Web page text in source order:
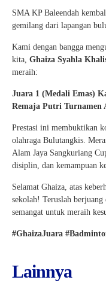
SMA KP Baleendah
gemilang dari lapangan
Kami dengan bangga
kita, Ghaiza Syahla
meraih:
Juara 1 (Medali Emas)
Remaja Putri Turnamen
Prestasi ini membuktikan
olahraga Bulutangkis.
Alam Jaya Sangkuriang
disiplin, dan kemampuan
Selamat Ghaiza, atas
sekolah! Teruslah
semangat untuk meraih
#GhaizaJuara
Lainnya